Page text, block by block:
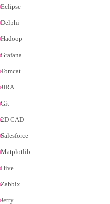
Eclipse
Delphi
Hadoop
Grafana
Tomcat
JIRA
Git
2D CAD
Salesforce
Matplotlib
Hive
Zabbix
Jetty